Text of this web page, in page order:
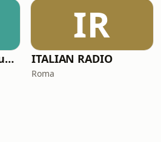
RDS 100% Grandi Successi
IR
ITALIAN RADIO
Roma